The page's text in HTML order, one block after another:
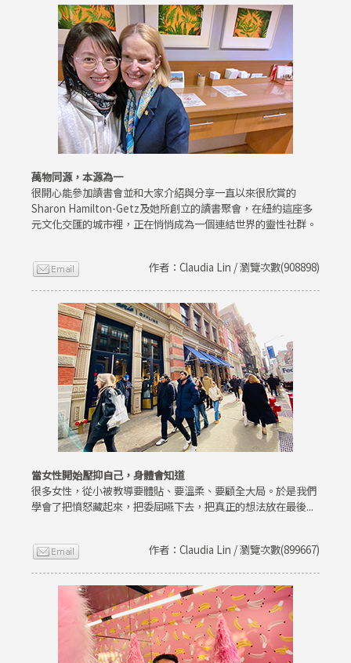
萬物同源，本源為一
很開心能參加讀書會並和大家介紹與分享一直以來很欣賞的
Sharon Hamilton-Getz及她所創立的讀書聚會，在紐約這座多
元文化交匯的城市裡，正在悄悄成為一個連結世界的靈性社群。
作者：Claudia Lin / 瀏覽次數(908898)
當女性開始壓抑自己，身體會知道
很多女性，從小被教導要體貼、要溫柔、要顧全大局。於是我們
學會了把憤怒藏起來，把委屈嚥下去，把真正的想法放在最後...
作者：Claudia Lin / 瀏覽次數(899667)